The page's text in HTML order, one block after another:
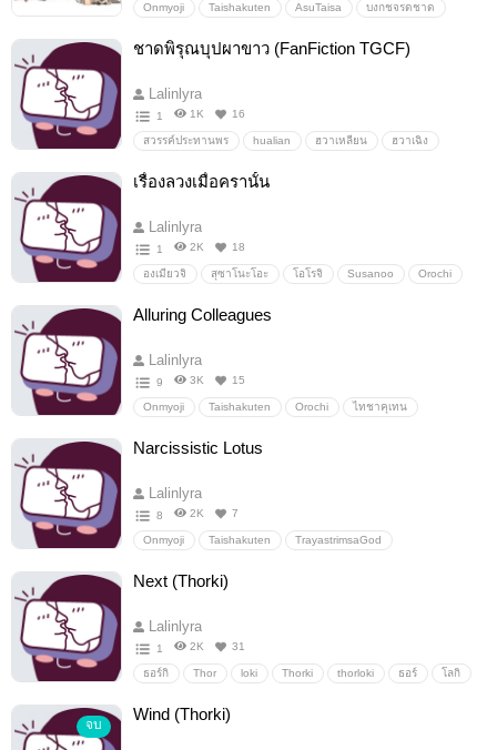
Onmyoji Taishakuten AsuTaisa บงกชจรดชาด
ชาดพิรุณบุปผาขาว (FanFiction TGCF)
Lalinlyra
1 1K 16
สวรรค์ประทานพร hualian ฮวาเหลียน ฮวาเฉิง
อื่นๆ วายสเตชั่น
เรื่องลวงเมื่อครานั้น
Lalinlyra
1 2K 18
องเมียวจิ สุซาโนะโอะ โอโรจิ Susanoo Orochi
สุซาโนโอโรจิ สุซาโนะโอะโอโรจิ
Alluring Colleagues
Lalinlyra
9 3K 15
Onmyoji Taishakuten Orochi ไทชาคุเทน
วายสเตชั่น
Narcissistic Lotus
Lalinlyra
8 2K 7
Onmyoji Taishakuten TrayastrimsaGod
วายสเตชั่น
Next (Thorki)
Lalinlyra
1 2K 31
ธอร์กิ Thor loki Thorki thorloki ธอร์ โลกิ
จบ
Wind (Thorki)